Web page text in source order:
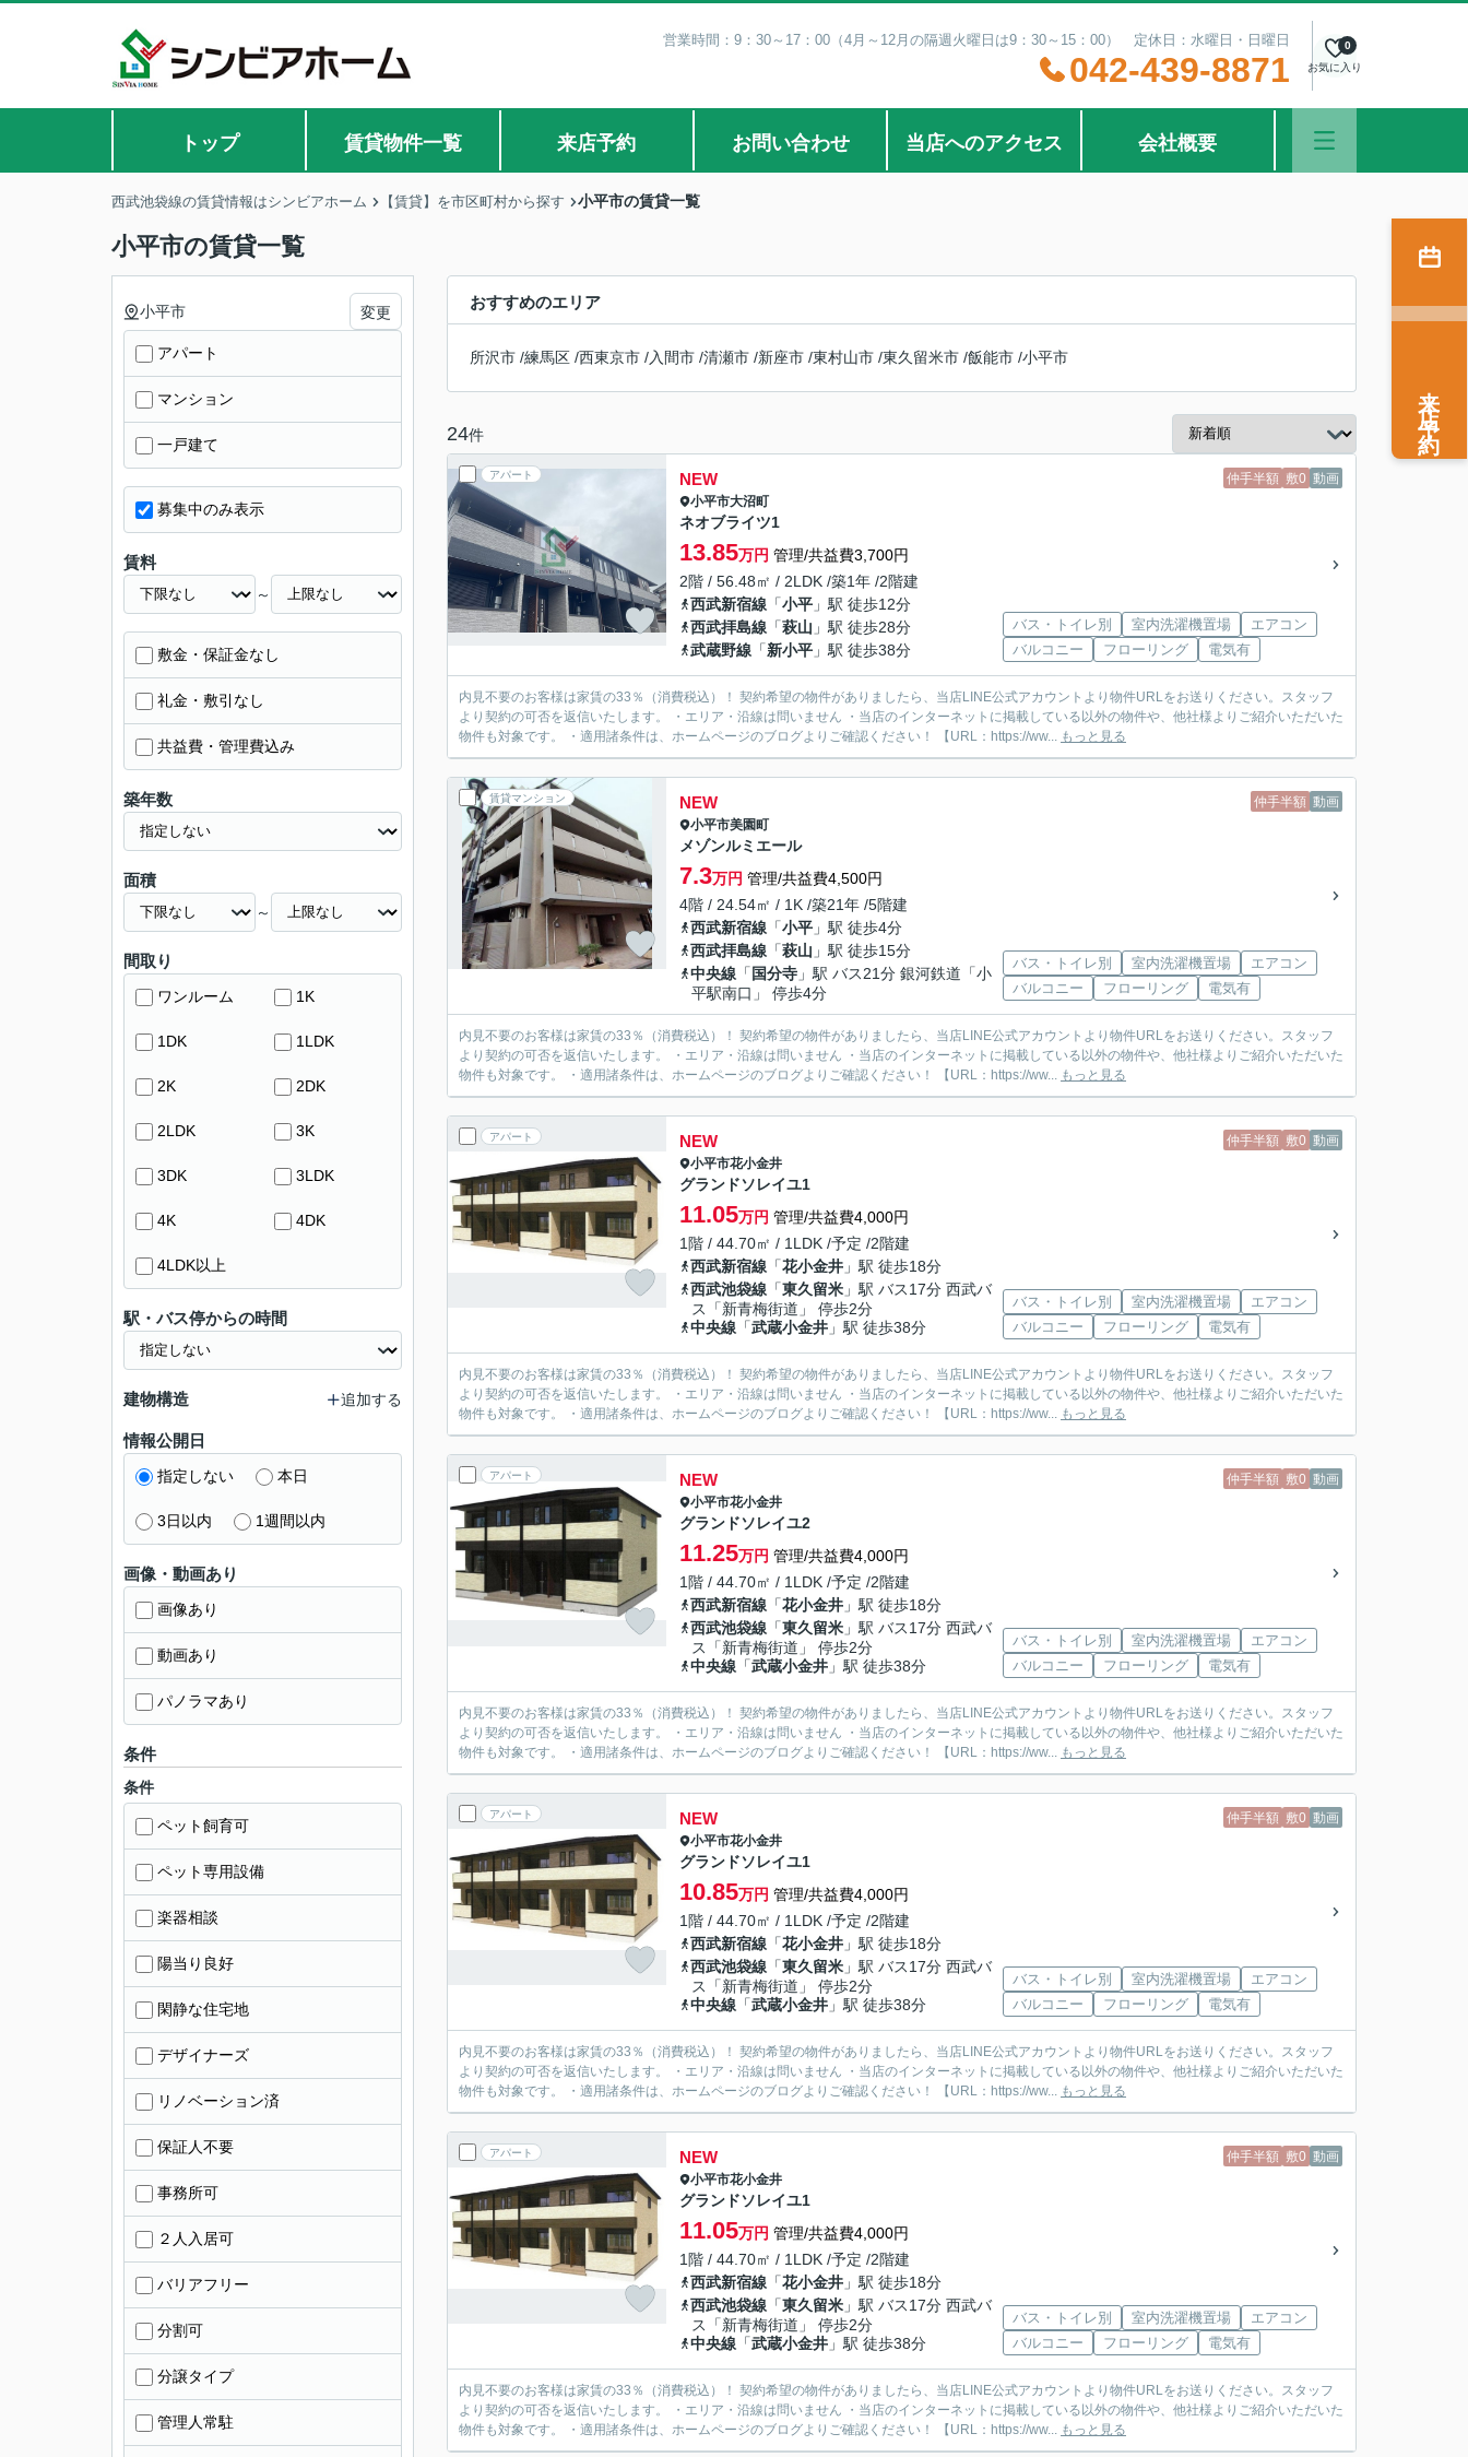
営業時間：9：30～17：00（4月～12月の隔週火曜日は9：30～15：00） 定休日：水曜日・日曜日
042-439-8871 お気に入り
0
トップ 賃貸物件一覧 来店予約 お問い合わせ 当店へのアクセス 会社概要
西武池袋線の賃貸情報はシンビアホーム 【賃貸】を市区町村から探す 小平市の賃貸一覧
小平市の賃貸一覧
おすすめのエリア
所沢市 /練馬区 /西東京市 /入間市 /清瀬市 /新座市 /東村山市 /東久留米市 /飯能市 /小平市
24件
アパート 仲手半額 敷0 動画
NEW
小平市大沼町
ネオブライツ1
13.85万円 管理/共益費3,700円
2階 / 56.48㎡ / 2LDK /築1年 /2階建
西武新宿線 「小平 」駅 徒歩12分
西武拝島線 「萩山 」駅 徒歩28分
武蔵野線 「新小平 」駅 徒歩38分
バス・トイレ別 室内洗濯機置場
エアコン
バルコニー
フローリング 電気有
内見不要のお客様は家賃の33％（消費税込）！ 契約希望の物件がありましたら、当店LINE公式アカウントより物件URLをお送りください。スタッフ
より契約の可否を返信いたします。 ・エリア・沿線は問いません ・当店のインターネットに掲載している以外の物件や、他社様よりご紹介いただいた
物件も対象です。 ・適用諸条件は、ホームページのブログよりご確認ください！ 【URL：https://ww... もっと見る
賃貸マンション 仲手半額 動画
NEW
小平市美園町
メゾンルミエール
7.3万円 管理/共益費4,500円
4階 / 24.54㎡ / 1K /築21年 /5階建
西武新宿線 「小平 」駅 徒歩4分
西武拝島線 「萩山 」駅 徒歩15分
中央線 「 国分寺 」駅 バス21分 銀河鉄道「小
平駅南口」 停歩4分
バス・トイレ別 室内洗濯機置場
エアコン
バルコニー
フローリング 電気有
内見不要のお客様は家賃の33％（消費税込）！ 契約希望の物件がありましたら、当店LINE公式アカウントより物件URLをお送りください。スタッフ
より契約の可否を返信いたします。 ・エリア・沿線は問いません ・当店のインターネットに掲載している以外の物件や、他社様よりご紹介いただいた
物件も対象です。 ・適用諸条件は、ホームページのブログよりご確認ください！ 【URL：https://ww... もっと見る
アパート 仲手半額 敷0 動画
NEW
小平市花小金井
グランドソレイユ1
11.05万円 管理/共益費4,000円
1階 / 44.70㎡ / 1LDK /予定 /2階建
西武新宿線 「花小金井 」駅 徒歩18分
西武池袋線 「東久留米 」駅 バス17分 西武バ
ス「新青梅街道」 停歩2分
中央線 「武蔵小金井 」駅 徒歩38分
バス・トイレ別 室内洗濯機置場
エアコン
バルコニー
フローリング 電気有
内見不要のお客様は家賃の33％（消費税込）！ 契約希望の物件がありましたら、当店LINE公式アカウントより物件URLをお送りください。スタッフ
より契約の可否を返信いたします。 ・エリア・沿線は問いません ・当店のインターネットに掲載している以外の物件や、他社様よりご紹介いただいた
物件も対象です。 ・適用諸条件は、ホームページのブログよりご確認ください！ 【URL：https://ww... もっと見る
アパート 仲手半額 敷0 動画
NEW
小平市花小金井
グランドソレイユ2
11.25万円 管理/共益費4,000円
1階 / 44.70㎡ / 1LDK /予定 /2階建
西武新宿線 「花小金井 」駅 徒歩18分
西武池袋線 「東久留米 」駅 バス17分 西武バ
ス「新青梅街道」 停歩2分
中央線 「武蔵小金井 」駅 徒歩38分
バス・トイレ別 室内洗濯機置場
エアコン
バルコニー
フローリング 電気有
内見不要のお客様は家賃の33％（消費税込）！ 契約希望の物件がありましたら、当店LINE公式アカウントより物件URLをお送りください。スタッフ
より契約の可否を返信いたします。 ・エリア・沿線は問いません ・当店のインターネットに掲載している以外の物件や、他社様よりご紹介いただいた
物件も対象です。 ・適用諸条件は、ホームページのブログよりご確認ください！ 【URL：https://ww... もっと見る
アパート 仲手半額 敷0 動画
NEW
小平市花小金井
グランドソレイユ1
10.85万円 管理/共益費4,000円
1階 / 44.70㎡ / 1LDK /予定 /2階建
西武新宿線 「花小金井 」駅 徒歩18分
西武池袋線 「東久留米 」駅 バス17分 西武バ
ス「新青梅街道」 停歩2分
中央線 「武蔵小金井 」駅 徒歩38分
バス・トイレ別 室内洗濯機置場
エアコン
バルコニー
フローリング 電気有
内見不要のお客様は家賃の33％（消費税込）！ 契約希望の物件がありましたら、当店LINE公式アカウントより物件URLをお送りください。スタッフ
より契約の可否を返信いたします。 ・エリア・沿線は問いません ・当店のインターネットに掲載している以外の物件や、他社様よりご紹介いただいた
物件も対象です。 ・適用諸条件は、ホームページのブログよりご確認ください！ 【URL：https://ww... もっと見る
アパート 仲手半額 敷0 動画
NEW
小平市花小金井
グランドソレイユ1
11.05万円 管理/共益費4,000円
1階 / 44.70㎡ / 1LDK /予定 /2階建
西武新宿線 「花小金井 」駅 徒歩18分
西武池袋線 「東久留米 」駅 バス17分 西武バ
ス「新青梅街道」 停歩2分
中央線 「武蔵小金井 」駅 徒歩38分
バス・トイレ別 室内洗濯機置場
エアコン
バルコニー
フローリング 電気有
内見不要のお客様は家賃の33％（消費税込）！ 契約希望の物件がありましたら、当店LINE公式アカウントより物件URLをお送りください。スタッフ
より契約の可否を返信いたします。 ・エリア・沿線は問いません ・当店のインターネットに掲載している以外の物件や、他社様よりご紹介いただいた
物件も対象です。 ・適用諸条件は、ホームページのブログよりご確認ください！ 【URL：https://ww... もっと見る
小平市 変更
アパート
マンション
一戸建て
募集中のみ表示
賃料
～
敷金・保証金なし
礼金・敷引なし
共益費・管理費込み
築年数
面積
～
間取り
ワンルーム 1K
1DK 1LDK
2K 2DK
2LDK 3K
3DK 3LDK
4K 4DK
4LDK以上
駅・バス停からの時間
建物構造 追加する
情報公開日
指定しない 本日
3日以内 1週間以内
画像・動画あり
画像あり
動画あり
パノラマあり
条件
条件
ペット飼育可
ペット専用設備
楽器相談
陽当り良好
閑静な住宅地
デザイナーズ
リノベーション済
保証人不要
事務所可
２人入居可
バリアフリー
分割可
分譲タイプ
管理人常駐
来店予約